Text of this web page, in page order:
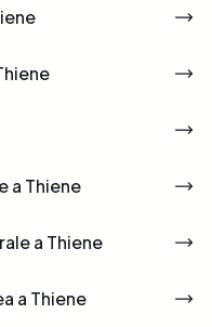
a Thiene
a Thiene
a Thiene